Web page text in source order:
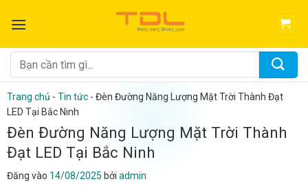
qua
dung
Tìm
kiếm:
Trang chủ - Tin tức - Đèn Đường Năng Lượng Mặt Trời Thành Đạt
LED Tại Bắc Ninh
Đèn Đường Năng Lượng Mặt Trời Thành
Đạt LED Tại Bắc Ninh
Đăng vào 14/08/2025 bởi admin